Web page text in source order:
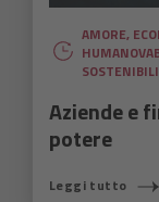
AMORE,
Aziende e
potere
Leggi tutto